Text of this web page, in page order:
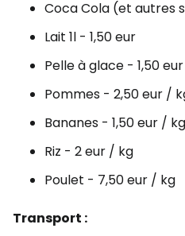
Coca Cola (et autres
Lait 1l - 1,50 eur
Pelle à glace - 1,50 eur
Pommes - 2,50 eur /
Bananes - 1,50 eur / kg
Riz - 2 eur / kg
Poulet - 7,50 eur / kg
Transport :